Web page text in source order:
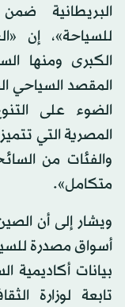
البريطانية
للسياحة»، إن
الكبرى ومنها
المقصد السياحي
الضوء على
المصرية التي
والفئات من
متكامل».
بيانات
تابعة لوزارة